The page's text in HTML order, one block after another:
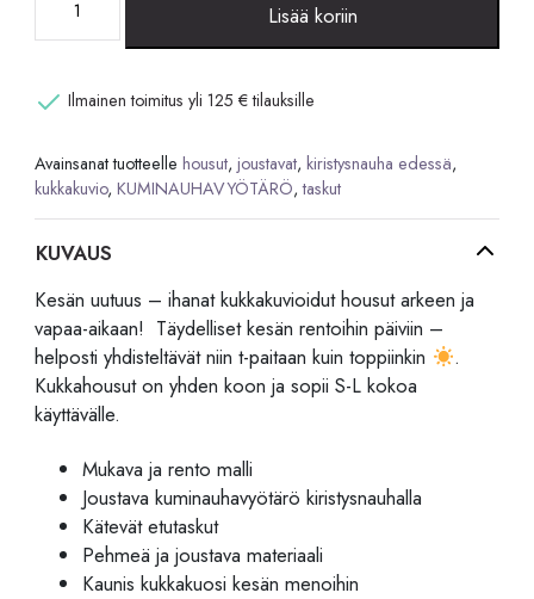
kukkakuvioidut
määrä
Lisää koriin
Ilmainen toimitus yli 125 € tilauksille
Avainsanat tuotteellehousut,joustavat,kiristysnauha edessä,
kukkakuvio,KUMINAUHAVYÖTÄRÖ,taskut
KUVAUS
Kesän uutuus – ihanat kukkakuvioidut housut arkeen ja
vapaa-aikaan! Täydelliset kesän rentoihin päiviin –
helposti yhdisteltävät niin t-paitaan kuin toppiinkin
.
Kukkahousut on yhden koon ja sopii S-L kokoa
käyttävälle.
Mukava ja rento malli
Joustava kuminauhavyötärö kiristysnauhalla
Kätevät etutaskut
Pehmeä ja joustava materiaali
Kaunis kukkakuosi kesän menoihin